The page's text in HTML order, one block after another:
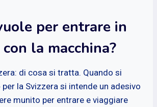
per entrare in
la macchina?
di cosa si tratta. Quando si
la Svizzera si intende un adesivo
munito per entrare e viaggiare